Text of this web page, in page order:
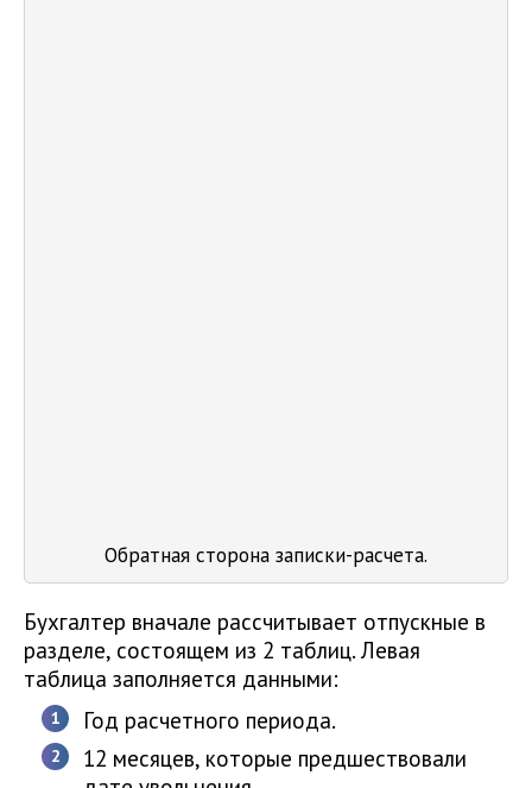
Обратная сторона записки-расчета.
Бухгалтер вначале рассчитывает отпускные в
разделе, состоящем из 2 таблиц. Левая
таблица заполняется данными:
Год расчетного периода.
12 месяцев, которые предшествовали